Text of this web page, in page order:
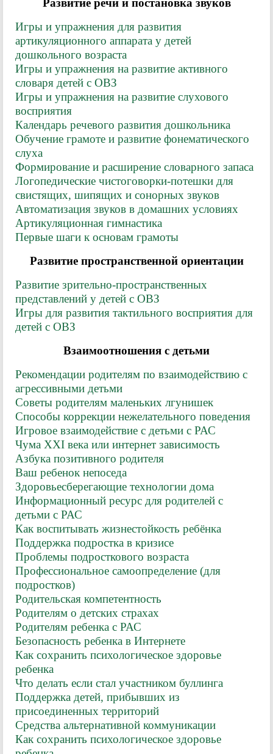
Развитие речи и постановка звуков
Игры и упражнения для развития
артикуляционного аппарата у детей
дошкольного возраста
Игры и упражнения на развитие активного
словаря детей с ОВЗ
Игры и упражнения на развитие слухового
восприятия
Календарь речевого развития дошкольника
Обучение грамоте и развитие фонематического
слуха
Формирование и расширение словарного запаса
Логопедические чистоговорки-потешки для
свистящих, шипящих и сонорных звуков
Автоматизация звуков в домашних условиях
Артикуляционная гимнастика
Первые шаги к основам грамоты
Развитие пространственной ориентации
Развитие зрительно-пространственных
представлений у детей с ОВЗ
Игры для развития тактильного восприятия для
детей с ОВЗ
Взаимоотношения с детьми
Рекомендации родителям по взаимодействию с
агрессивными детьми
Советы родителям маленьких лгунишек
Способы коррекции нежелательного поведения
Игровое взаимодействие с детьми с РАС
Чума XXI века или интернет зависимость
Азбука позитивного родителя
Ваш ребенок непоседа
Здоровьесберегающие технологии дома
Информационный ресурс для родителей с
детьми с РАС
Как воспитывать жизнестойкость ребёнка
Поддержка подростка в кризисе
Проблемы подросткового возраста
Профессиональное самоопределение (для
подростков)
Родительская компетентность
Родителям о детских страхах
Родителям ребенка с РАС
Безопасность ребенка в Интернете
Как сохранить психологическое здоровье
ребенка
Что делать если стал участником буллинга
Поддержка детей, прибывших из
присоединенных территорий
Средства альтернативной коммуникации
Как сохранить психологическое здоровье